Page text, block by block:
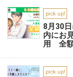
pick up!
8月30
内にお
用 全額
pick up!